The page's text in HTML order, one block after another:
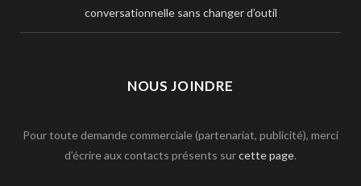
conversationnelle sans changer d’outil
NOUS JOINDRE
Pour toute demande commerciale (partenariat, publicité), merci
d’écrire aux contacts présents surcette page.